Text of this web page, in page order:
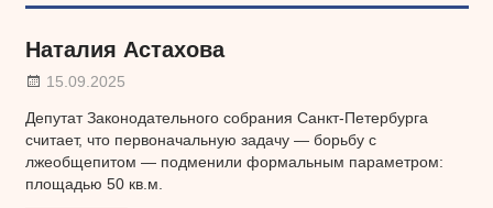
Наталия Астахова
15.09.2025
Депутат Законодательного собрания Санкт-Петербурга
считает, что первоначальную задачу — борьбу с
лжеобщепитом — подменили формальным параметром:
площадью 50 кв.м.